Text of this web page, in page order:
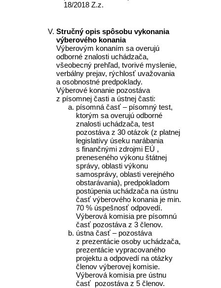
18/2018 Z.z.
Stručný opis spôsobu vykonania
výberového konania
Výberovým konaním sa overujú
odborné znalosti uchádzača,
všeobecný prehľad, tvorivé myslenie,
verbálny prejav, rýchlosť uvažovania
a osobnostné predpoklady.
Výberové konanie pozostáva
z písomnej časti a ústnej časti:
písomná časť – písomný test,
ktorým sa overujú odborné
znalosti uchádzača, test
pozostáva z 30 otázok (z platnej
legislatívy úseku narábania
s finančnými zdrojmi EÚ ,
preneseného výkonu štátnej
správy, oblasti výkonu
samosprávy, oblasti verejného
obstarávania), predpokladom
postúpenia uchádzača na ústnu
časť výberového konania je min.
70 % úspešnosť odpovedí.
Výberová komisia pre písomnú
časť pozostáva z 3 členov.
ústna časť – pozostáva
z prezentácie osoby uchádzača,
prezentácie vypracovaného
projektu a odpovedí na otázky
členov výberovej komisie.
Výberová komisia pre ústnu
časť pozostáva z 5 členov.